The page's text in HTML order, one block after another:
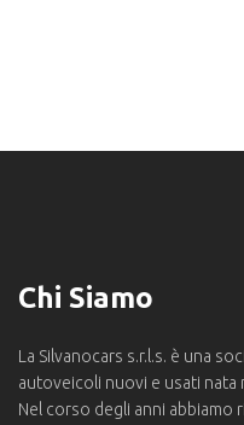
Chi Siamo
La Silvanocars s.r.l.s. è una
autoveicoli nuovi e usati nata
Nel corso degli anni